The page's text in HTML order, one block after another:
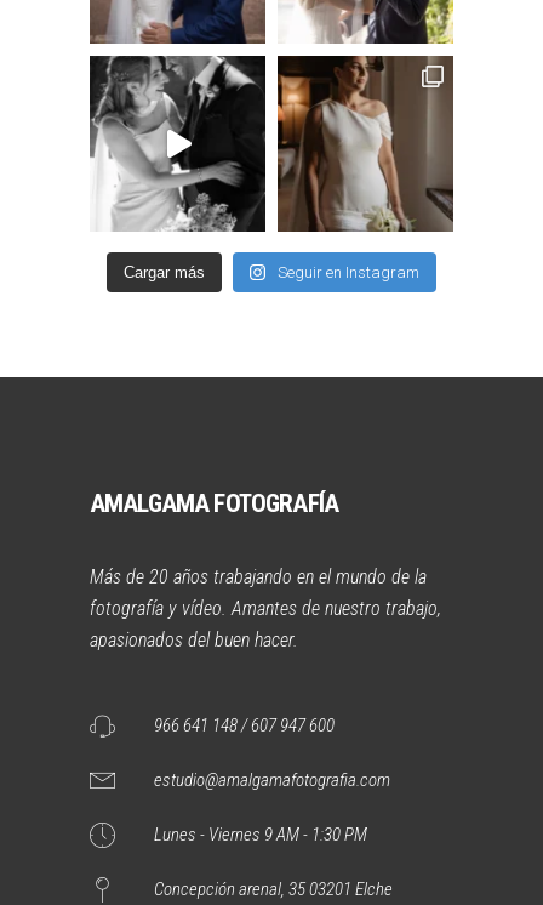
Cargar más Seguir en Instagram
AMALGAMA FOTOGRAFÍA
Más de 20 años trabajando en el mundo de la
fotografía y vídeo. Amantes de nuestro trabajo,
apasionados del buen hacer.
966 641 148 / 607 947 600
estudio@amalgamafotografia.com
Lunes - Viernes 9 AM - 1:30 PM
Concepción arenal, 35 03201 Elche